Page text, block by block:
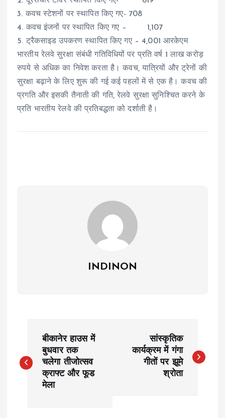
3. कवच स्टेशनों पर स्थापित किए गए- 708
4. कवच इंजनों पर स्थापित किए गए – 1,107
5. ट्रैकसाइड उपकरण स्थापित किए गए – 4,001 आरकेएम
भारतीय रेलवे सुरक्षा संबंधी गतिविधियों पर प्रति वर्ष 1 लाख करोड़
रुपये से अधिक का निवेश करता है। कवच, यात्रियों और ट्रेनों की
सुरक्षा बढ़ाने के लिए शुरू की गई कई पहलों में से एक है। कवच की
प्रगति और इसकी तैनाती की गति, रेलवे सुरक्षा सुनिश्चित करने के
प्रति भारतीय रेलवे की प्रतिबद्धता को दर्शाती है।
INDINON
o
बीकानेर हाउस में
बुधवार तक
चलेगा तीजोत्सव
क्राफ्ट और फूड
मेला
सांस्कृतिक
कार्यक्रम में गंगा
गीतों पर झूमे
श्रोता